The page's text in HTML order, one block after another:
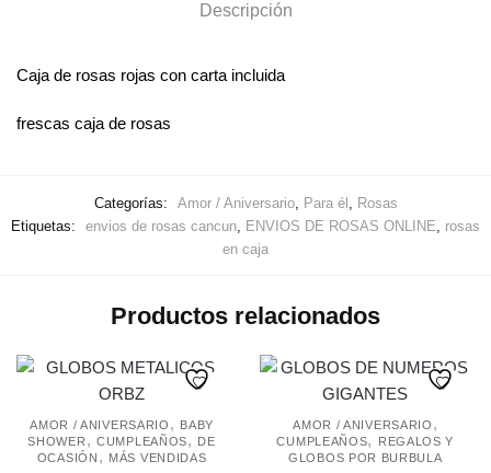
Descripción
Caja de rosas rojas con carta incluida
frescas caja de rosas
Categorías: Amor / Aniversario, Para él
Rosas
Etiquetas:
envios de rosas cancun ENVIOS DE ROSAS ONLINE
rosas
en caja
Productos relacionados
AMOR / ANIVERSARIO ,
BABY
SHOWER , CUMPLEAÑOS,
DE
OCASIÓN , MÁS VENDIDAS
AMOR / ANIVERSARIO ,
CUMPLEAÑOS,
REGALOS Y
GLOBOS POR BURBULA